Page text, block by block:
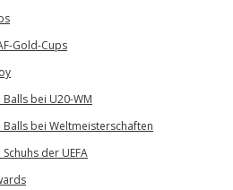
Gold-Cups
bei U20-WM
bei Weltmeisterschaften
der UEFA